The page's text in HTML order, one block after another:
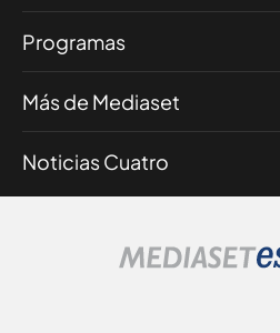
Programas
Más de Mediaset
Noticias Cuatro